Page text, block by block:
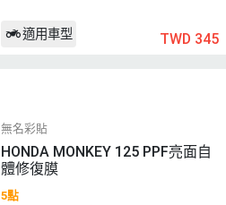
適用車型 TWD 345
無名彩貼
HONDA MONKEY 125 PPF亮面自
體修復膜
5點